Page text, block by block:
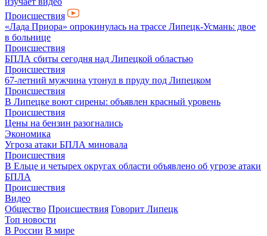
Происшествия
«Лада Приора» опрокинулась на трассе Липецк-Усмань: двое
в больнице
Происшествия
БПЛА сбиты сегодня над Липецкой областью
Происшествия
67-летний мужчина утонул в пруду под Липецком
Происшествия
В Липецке воют сирены: объявлен красный уровень
Происшествия
Цены на бензин разогнались
Экономика
Угроза атаки БПЛА миновала
Происшествия
В Ельце и четырех округах области объявлено об угрозе атаки
БПЛА
Происшествия
Видео
Общество Происшествия Говорит Липецк
Топ новости
В России В мире